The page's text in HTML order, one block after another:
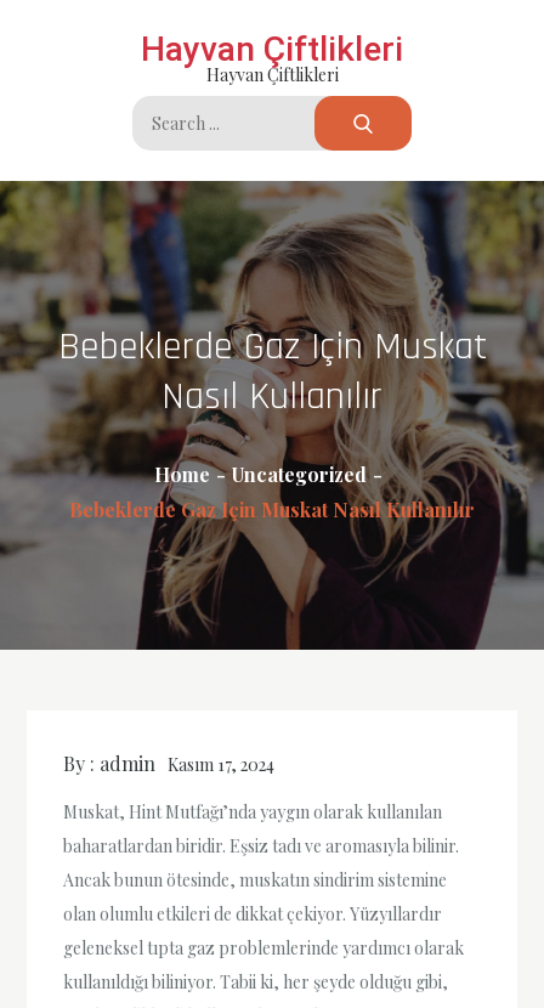
Hayvan Çiftlikleri
Hayvan Çiftlikleri
Search
for:
Bebeklerde Gaz Için Muskat
Nasıl Kullanılır
Home
Uncategorized
Bebeklerde Gaz Için Muskat Nasıl Kullanılır
By : admin Kasım 17, 2024
Muskat, Hint Mutfağı’nda yaygın olarak kullanılan
baharatlardan biridir. Eşsiz tadı ve aromasıyla bilinir.
Ancak bunun ötesinde, muskatın sindirim sistemine
olan olumlu etkileri de dikkat çekiyor. Yüzyıllardır
geleneksel tıpta gaz problemlerinde yardımcı olarak
kullanıldığı biliniyor. Tabii ki, her şeyde olduğu gibi,